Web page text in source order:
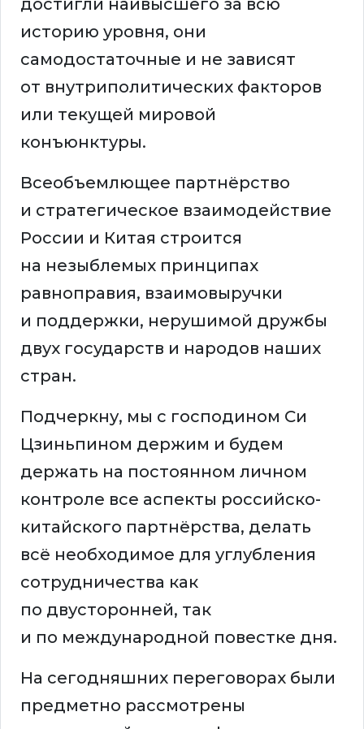
достигли наивысшего за всю
историю уровня, они
самодостаточные и не зависят
от внутриполитических факторов
или текущей мировой
конъюнктуры.
Всеобъемлющее партнёрство
и стратегическое взаимодействие
России и Китая строится
на незыблемых принципах
равноправия, взаимовыручки
и поддержки, нерушимой дружбы
двух государств и народов наших
стран.
Подчеркну, мы с господином Си
Цзиньпином держим и будем
держать на постоянном личном
контроле все аспекты российско-
китайского партнёрства, делать
всё необходимое для углубления
сотрудничества как
по двусторонней, так
и по международной повестке дня.
На сегодняшних переговорах были
предметно рассмотрены